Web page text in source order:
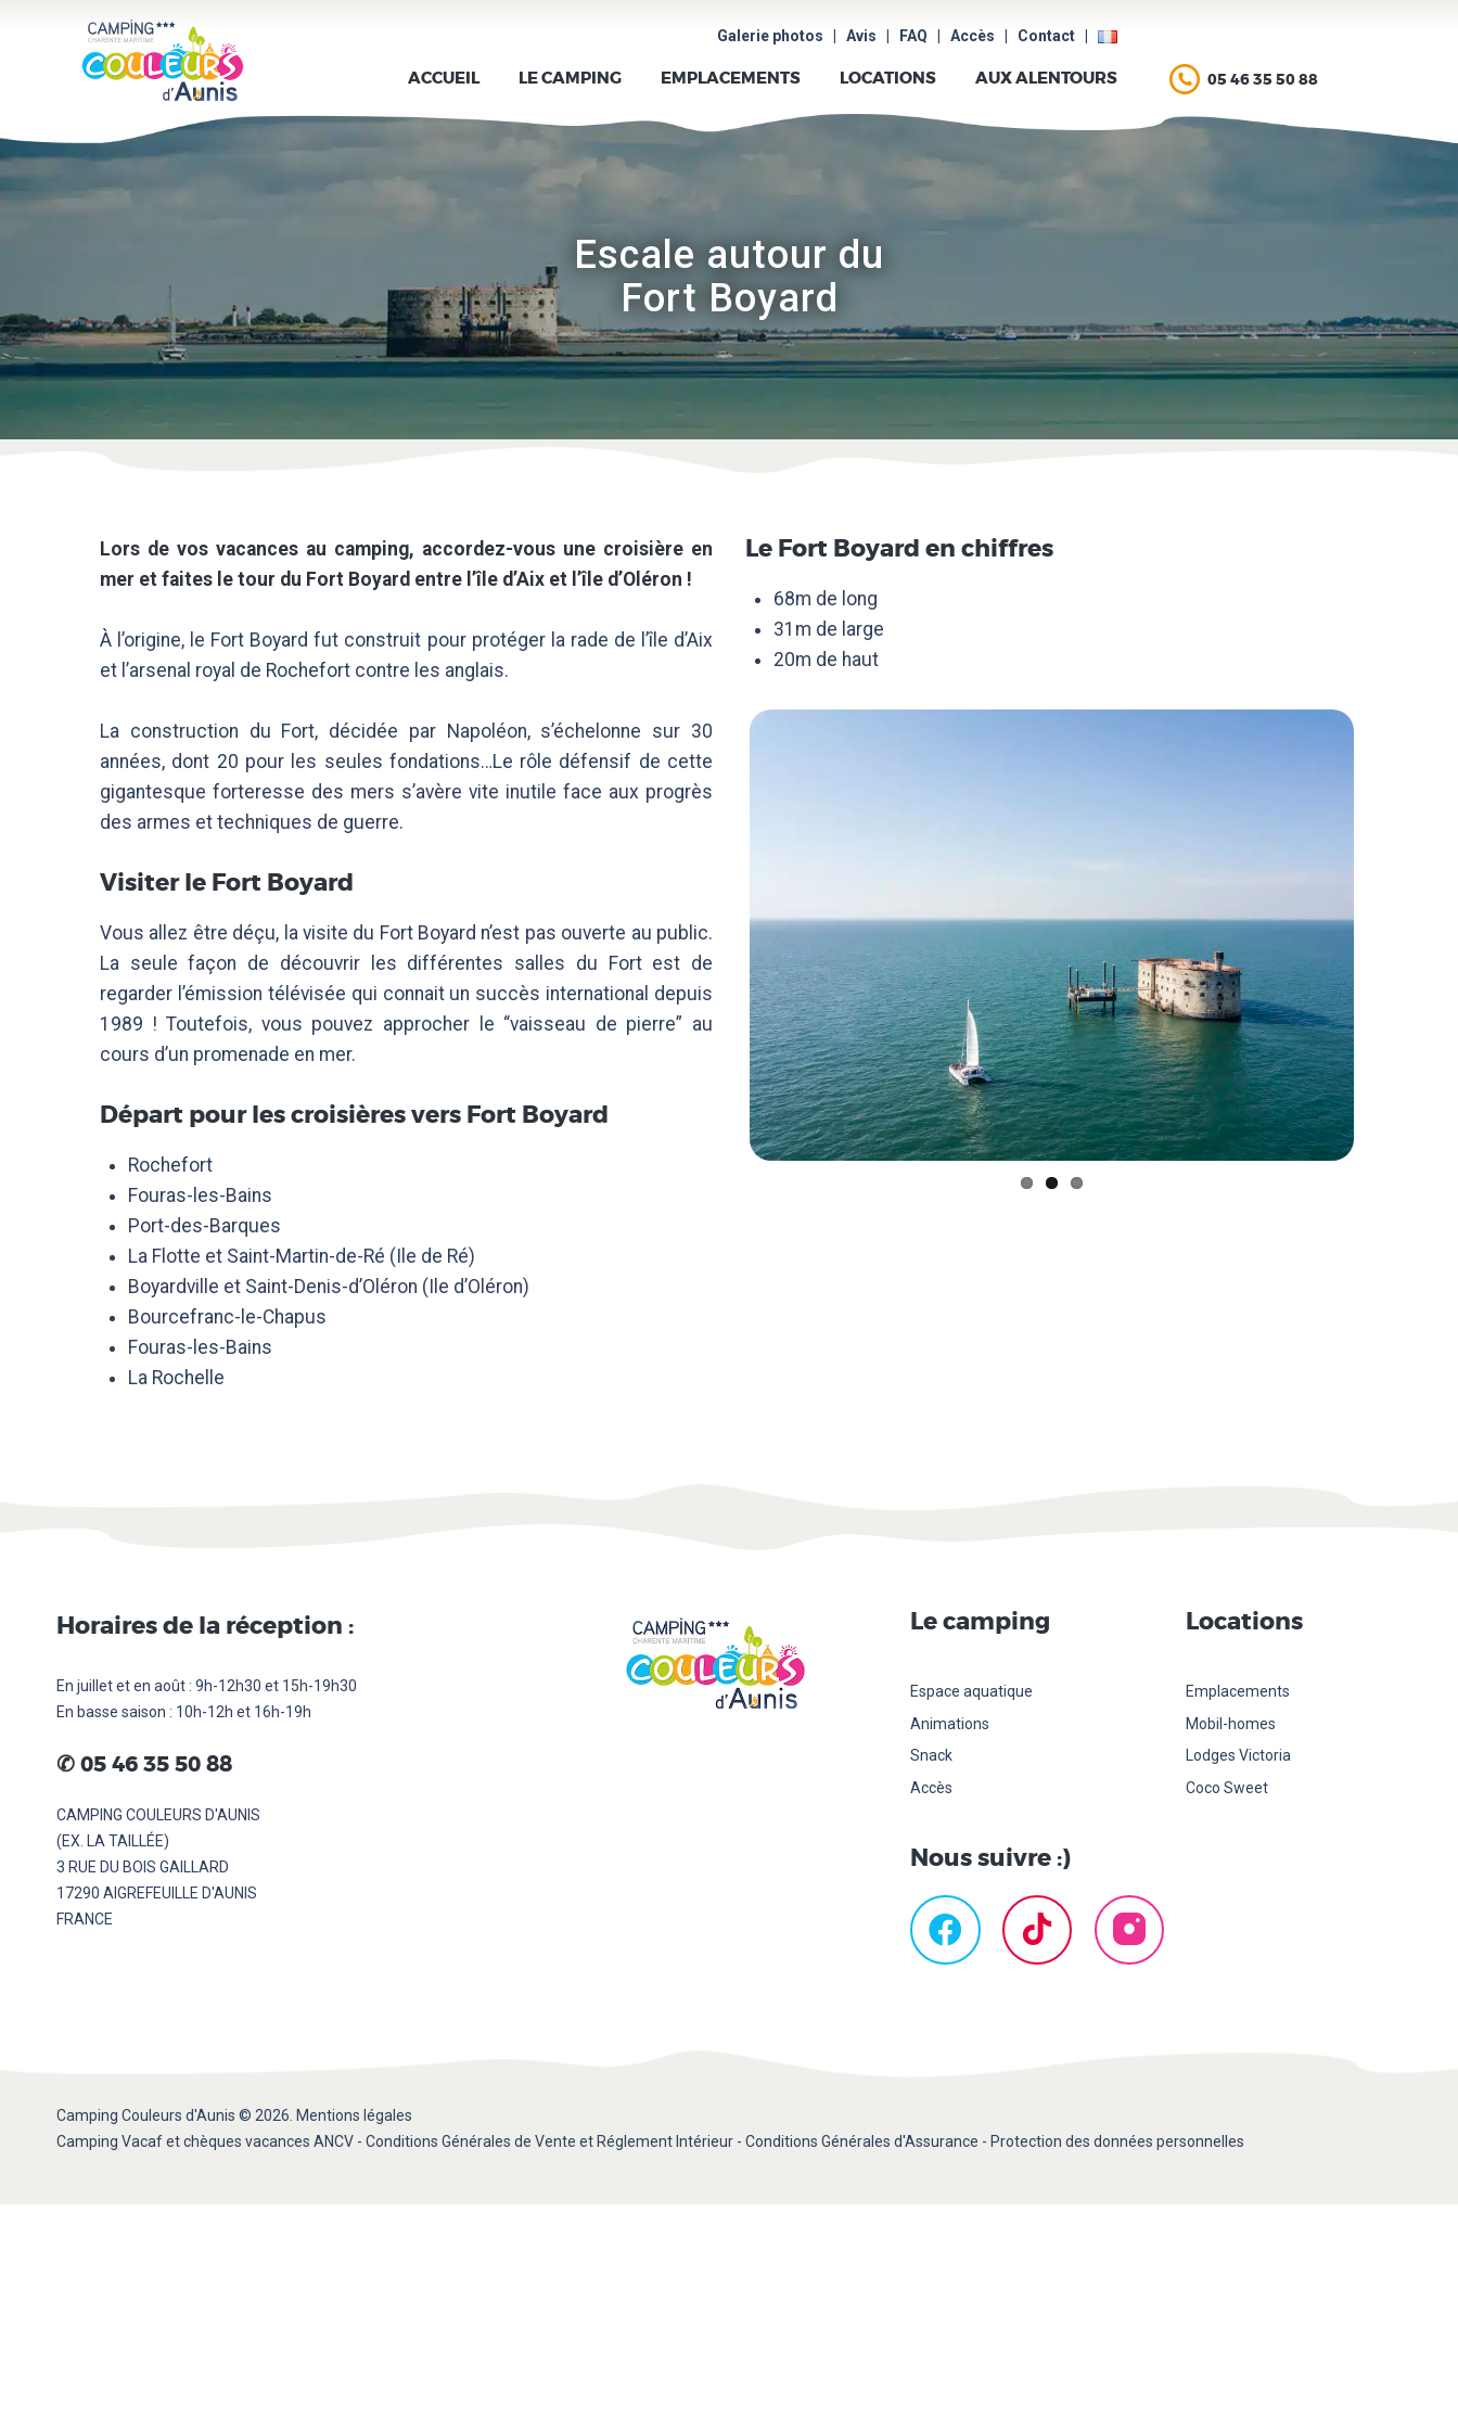
Galerie photos |Avis FAQ |Accès Contact |
ACCUEIL LE CAMPING EMPLACEMENTS LOCATIONS AUX ALENTOURS 05 46 35 50 88
LE CAMPING
EMPLACEMENTS
LOCATIONS
AUX
ALENTOURS
PHOTOS
AVIS
ACCÈS
Escale autour du
Fort Boyard
Lors de vos vacances au camping, accordez-vous une croisière en
mer et faites le tour du Fort Boyard entre l’île d’Aix et l’île d’Oléron !
À l’origine, le Fort Boyard fut construit pour protéger la rade de l’île d’Aix
et l’arsenal royal de Rochefort contre les anglais.
La construction du Fort, décidée par Napoléon, s’échelonne sur 30
années, dont 20 pour les seules fondations…Le rôle défensif de cette
gigantesque forteresse des mers s’avère vite inutile face aux progrès
des armes et techniques de guerre.
Visiter le Fort Boyard
Vous allez être déçu, la visite du Fort Boyard n’est pas ouverte au public.
La seule façon de découvrir les différentes salles du Fort est de
regarder l’émission télévisée qui connait un succès international depuis
1989 ! Toutefois, vous pouvez approcher le “vaisseau de pierre” au
cours d’un promenade en mer.
Départ pour les croisières vers Fort Boyard
Rochefort
Fouras-les-Bains
Port-des-Barques
La Flotte et Saint-Martin-de-Ré (Ile de Ré)
Boyardville et Saint-Denis-d’Oléron (Ile d’Oléron)
Bourcefranc-le-Chapus
Fouras-les-Bains
La Rochelle
Le Fort Boyard en chiffres
68m de long
31m de large
20m de haut
Horaires de la réception :
En juillet et en août : 9h-12h30 et 15h-19h30
En basse saison : 10h-12h et 16h-19h
✆05 46 35 50 88
CAMPING COULEURS D'AUNIS
(EX. LA TAILLÉE)
3 RUE DU BOIS GAILLARD
17290 AIGREFEUILLE D'AUNIS
FRANCE
Le camping
Espace aquatique
Animations
Snack
Accès
Nous suivre :)
Locations
Emplacements
Mobil-homes
Lodges Victoria
Coco Sweet
Camping Couleurs d'Aunis © 2026. Mentions légales
Camping Vacaf et chèques vacances ANCV - Conditions Générales de Vente et Réglement Intérieur - Conditions Générales d'Assurance - Protection des données personnelles